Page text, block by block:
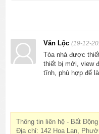
Văn Lộc(19-12-
Tòa nhà được
thiết bị mới, view
tĩnh, phù hợp để
Thông tin liên hệ - Bất
Địa chỉ: 142 Hoa Lan,